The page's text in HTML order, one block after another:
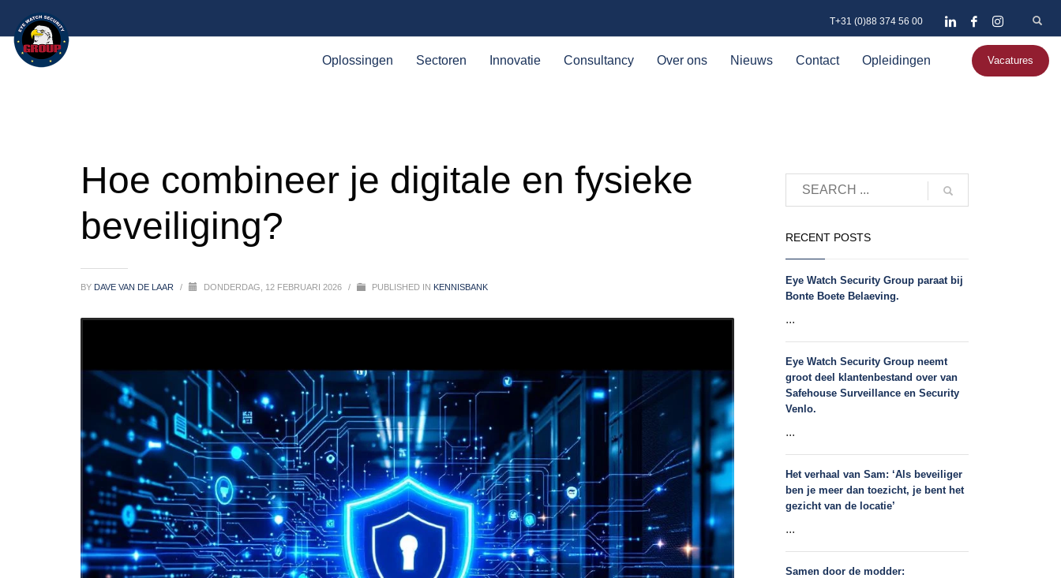
T+31 (0)88 374 56 00
Oplossingen Sectoren Innovatie Consultancy Over ons Nieuws Contact Opleidingen Vacatures
Hoe combineer je digitale en fysieke
beveiliging?
BY DAVE VAN DE LAAR / DONDERDAG, 12 FEBRUARI 2026 / PUBLISHED IN KENNISBANK
RECENT POSTS
Eye Watch Security Group paraat bij
Bonte Boete Belaeving.
...
Eye Watch Security Group neemt
groot deel klantenbestand over van
Safehouse Surveillance en Security
Venlo.
...
Het verhaal van Sam: ‘Als beveiliger
ben je meer dan toezicht, je bent het
gezicht van de locatie’
...
Samen door de modder: